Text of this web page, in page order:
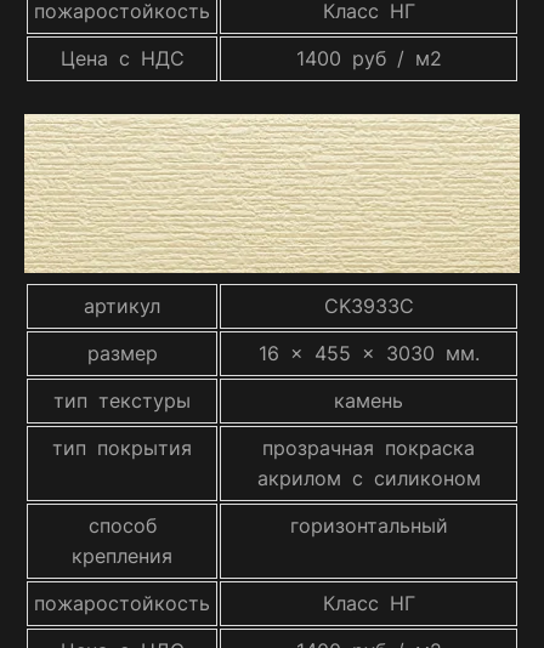
пожаростойкость
Класс НГ
Цена с НДС
1400 руб / м2
артикул
CK3933C
размер
16 x 455 x 3030 мм.
тип текстуры
камень
тип покрытия
прозрачная покраска
акрилом с силиконом
способ
крепления
горизонтальный
пожаростойкость
Класс НГ